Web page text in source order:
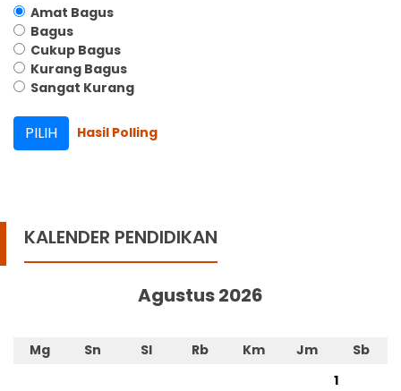
Amat Bagus
Bagus
Cukup Bagus
Kurang Bagus
Sangat Kurang
Hasil Polling
KALENDER PENDIDIKAN
Agustus 2026
Mg Sn Sl Rb Km Jm
Sb
1